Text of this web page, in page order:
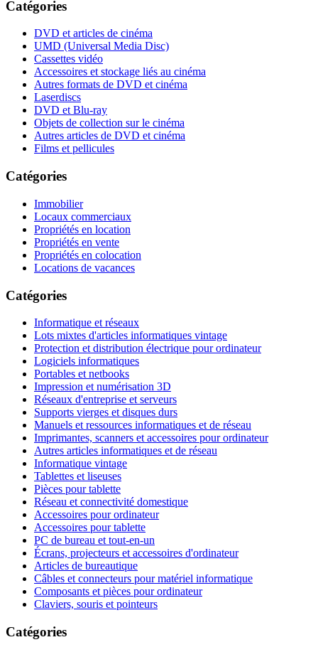
Catégories
DVD et articles de cinéma
UMD (Universal Media Disc)
Cassettes vidéo
Accessoires et stockage liés au cinéma
Autres formats de DVD et cinéma
Laserdiscs
DVD et Blu-ray
Objets de collection sur le cinéma
Autres articles de DVD et cinéma
Films et pellicules
Catégories
Immobilier
Locaux commerciaux
Propriétés en location
Propriétés en vente
Propriétés en colocation
Locations de vacances
Catégories
Informatique et réseaux
Lots mixtes d'articles informatiques vintage
Protection et distribution électrique pour ordinateur
Logiciels informatiques
Portables et netbooks
Impression et numérisation 3D
Réseaux d'entreprise et serveurs
Supports vierges et disques durs
Manuels et ressources informatiques et de réseau
Imprimantes, scanners et accessoires pour ordinateur
Autres articles informatiques et de réseau
Informatique vintage
Tablettes et liseuses
Pièces pour tablette
Réseau et connectivité domestique
Accessoires pour ordinateur
Accessoires pour tablette
PC de bureau et tout-en-un
Écrans, projecteurs et accessoires d'ordinateur
Articles de bureautique
Câbles et connecteurs pour matériel informatique
Composants et pièces pour ordinateur
Claviers, souris et pointeurs
Catégories